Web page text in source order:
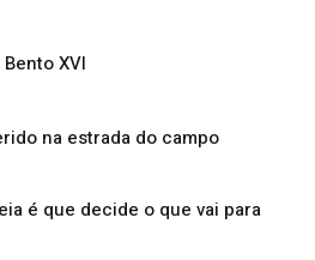
XVI
na estrada do campo
é que decide o que vai para